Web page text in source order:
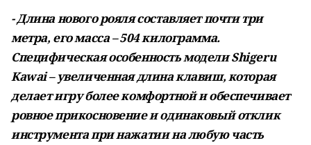
- Длина нового рояля составляет почти три
метра, его масса – 504 килограмма.
Специфическая особенность моделиShigeru
Kawai– увеличенная длина клавиш, которая
делает игру более комфортной и обеспечивает
ровное прикосновение и одинаковый отклик
инструмента при нажатии на любую часть